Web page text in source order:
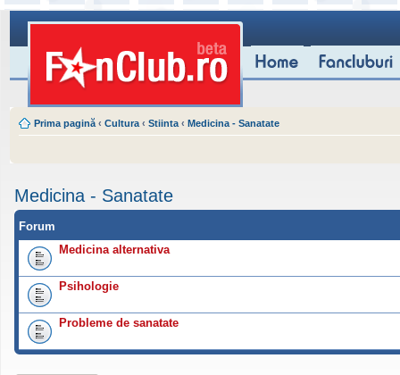
Prima pagină ‹ Cultura ‹ Stiinta ‹ Medicina - Sanatate
Medicina - Sanatate
Forum
Medicina alternativa
Psihologie
Probleme de sanatate